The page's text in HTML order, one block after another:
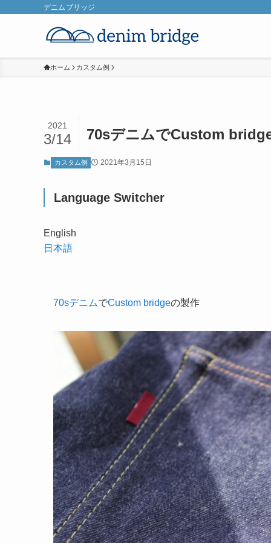
デニムブリッジ
ホーム カスタム例
70sデニムでCustom
2021
3/14
カスタム例 2021年3月15日
Language Switcher
English
日本語
70sデニムでCustom bridgeの製作